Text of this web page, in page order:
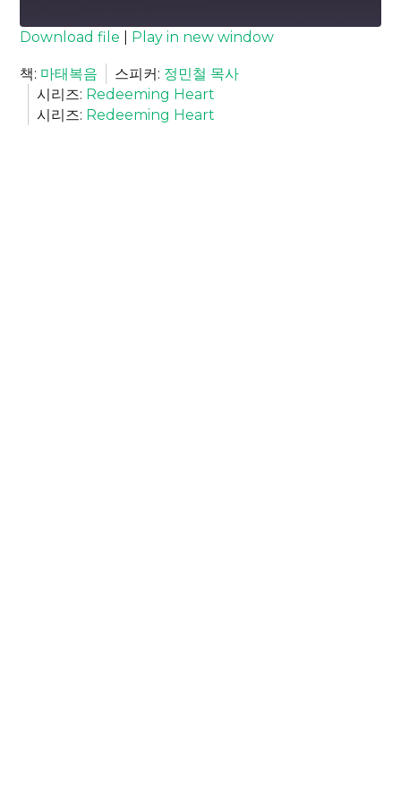
SUBSCRIBE
RSS FEED
SHARE
LINK
Download file Play in new window
책: 마태복음 스피커: 정민철 목사
시리즈: Redeeming Heart
시리즈: Redeeming Heart